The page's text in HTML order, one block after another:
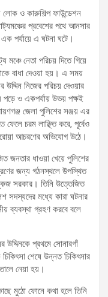
লোক ও কারুশিল্প ফাউন্ডেশন
প্রবেশের পথে আনসার
পর্যায়ে এ ঘটনা ঘটে।
মঞ্চে নেতা পরিচয় দিতে গিয়ে
বাধা দেওয়া হয়। এ সময়
নিজের পরিচয় দেওয়ার
পড়ে ও একপর্যায় উভয় পক্ষই
জেলা পুলিশের সঞ্জয় এর
ফেলে চরম লাঞ্ছিত করে, পূর্বেও
আচরণের অভিযোগ উঠে।
জনতার ধাওয়া খেয়ে পুলিশের
জন্য গঠনস্থলে উপস্থিত
সরকার। তিনি উত্তেজিত
সদস্যদের মধ্যে কারা ঘটনার
ব্যবস্থা গ্রহণ করবে বলে
উদ্দিনকে প্রথমে সোনারগাঁ
শেষে উন্নত চিকিৎসার
নেয়া হয়।
মুঠো ফোনে কথা হলে তিনি